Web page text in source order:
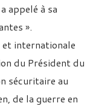
appelé à sa
».
et internationale
du Président du
sécuritaire au
de la guerre en